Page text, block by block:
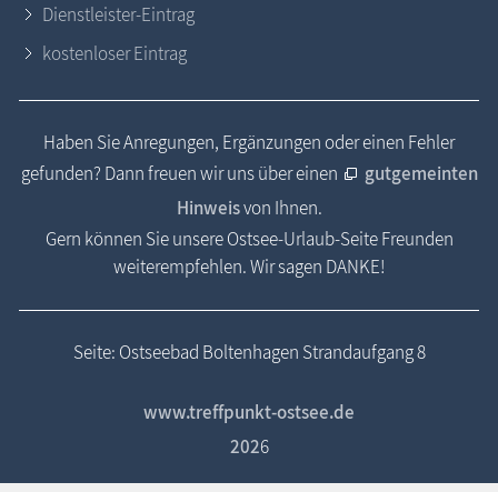
Dienstleister-Eintrag
kostenloser Eintrag
Haben Sie Anregungen, Ergänzungen oder einen Fehler
gefunden? Dann freuen wir uns über einen
gutgemeinten
Hinweisvon Ihnen.
Gern können Sie unsere Ostsee-Urlaub-Seite Freunden
weiterempfehlen. Wir sagen DANKE!
Seite: Ostseebad Boltenhagen Strandaufgang 8
www.treffpunkt-ostsee.de
2026